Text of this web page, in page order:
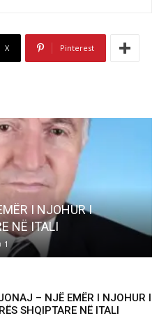
X Pinterest
I
AKTUALITET
Pregaditi Gjin
– NJË EMËR I NJOHUR I
SHQIPTARE NË ITALI